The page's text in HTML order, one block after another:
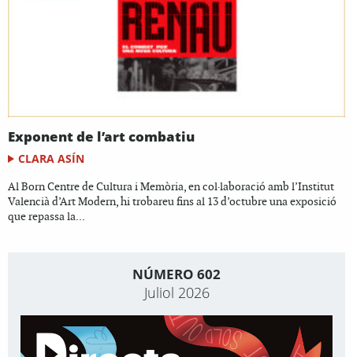
Exponent de l’art combatiu
CLARA ASÍN
Al Born Centre de Cultura i Memòria, en col·laboració amb l’Institut
Valencià d’Art Modern, hi trobareu fins al 13 d’octubre una exposició
que repassa la...
NÚMERO 602
Juliol 2026